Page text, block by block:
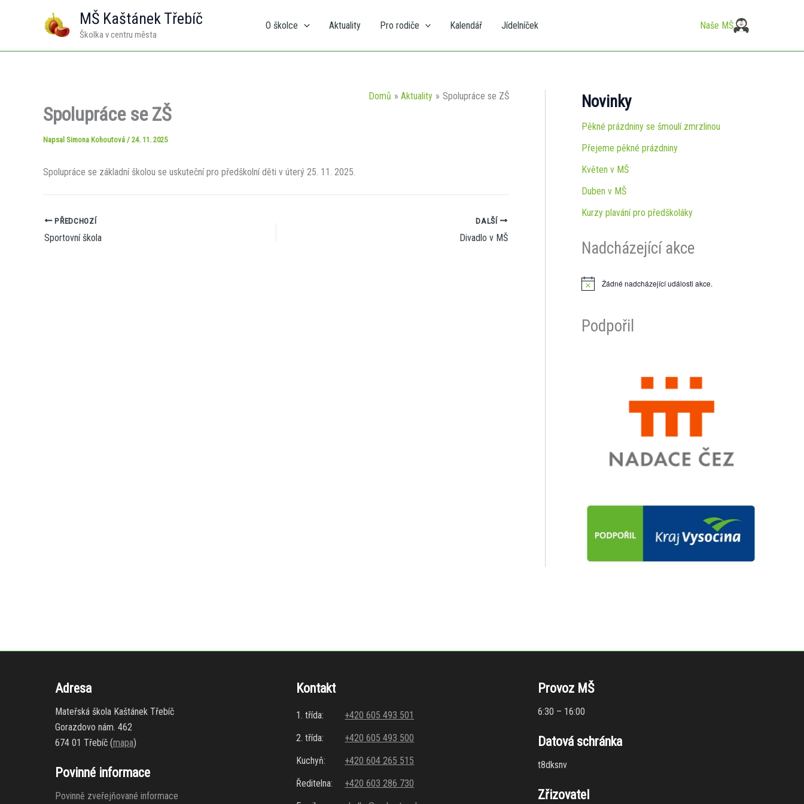
MŠ Kaštánek Třebíč
Školka v centru města
O školce Aktuality Pro rodiče Kalendář Jídelníček Naše MŠ
Domů Aktuality Spolupráce se ZŠ
Spolupráce se ZŠ
Napsal Simona Kohoutová / 24. 11. 2025
Spolupráce se základní školou se uskuteční pro předškolní děti v úterý 25. 11. 2025.
PŘEDCHOZÍ
Sportovní škola
DALŠÍ
Divadlo v MŠ
Novinky
Pěkné prázdniny se šmoulí zmrzlinou
Přejeme pěkné prázdniny
Květen v MŠ
Duben v MŠ
Kurzy plavání pro předškoláky
Nadcházející akce
N
c
Žádné nadcházející události akce.
Podpořil
Adresa
Mateřská škola Kaštánek Třebíč
Gorazdovo nám. 462
674 01 Třebíč (mapa)
Povinné informace
Povinně zveřejňované informace
Kontakt
1. třída:
+420 605 493 501
2. třída:
+420 605 493 500
Kuchyň:
+420 604 265 515
Ředitelna:
+420 603 286 730
Provoz MŠ
6:30 – 16:00
Datová schránka
t8dksnv
Zřizovatel